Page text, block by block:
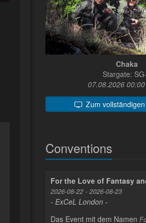
Chaka
Stargate:
07.08.2026
Zum vollständigen
Conventions
For the Love of Fantasy
2026-08-22 - 2026-08-23
- ExCeL London -
Das Event mit dem Namen